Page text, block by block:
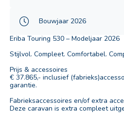
Bouwjaar 2026
Eriba Touring 530 – Modeljaar 2026
Stijlvol. Compleet. Comfortabel.
Prijs & accessoires
€ 37.865,- inclusief
garantie.
Fabrieksaccessoires en/of extra
Deze caravan is extra compleet